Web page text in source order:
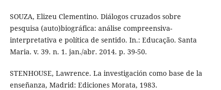
SOUZA, Elizeu Clementino. Diálogos cruzados sobre
pesquisa (auto)biográfica: análise compreensiva-
interpretativa e política de sentido. In.: Educação. Santa
Maria. v. 39. n. 1. jan./abr. 2014. p. 39-50.
STENHOUSE, Lawrence. La investigación como base de la
enseñanza, Madrid: Ediciones Morata, 1983.